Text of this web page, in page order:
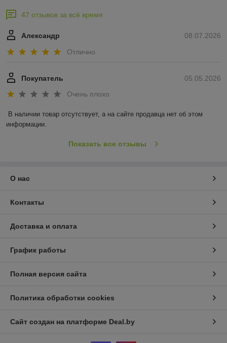
47 отзывов за всё время
08.07.2026
Александр
Отлично
05.05.2026
Покупатель
Очень плохо
В наличии товар отсутствует, а на сайте продавца нет об этом
информации.
Показать все отзывы
О нас
Контакты
Доставка и оплата
График работы
Полная версия сайта
Политика обработки cookies
Сайт создан на платформе Deal.by